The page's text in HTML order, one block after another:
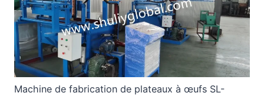
Machine de fabrication de plateaux à œufs SL-